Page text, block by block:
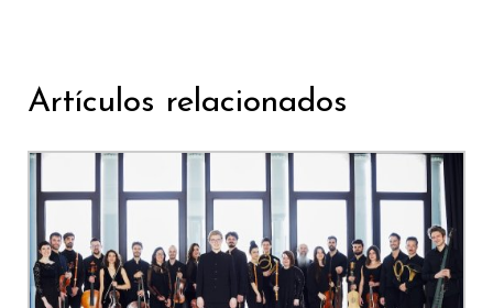
Artículos relacionados